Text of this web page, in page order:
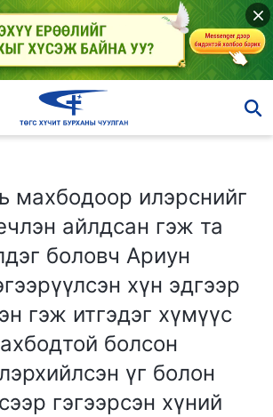
махбодоор илэрснийг
айлдсан гэж та
боловч Ариун
хүн эдгээр
гэж итгэдэг хүмүүс
болсон
үг болон
гэгээрсэн хүний